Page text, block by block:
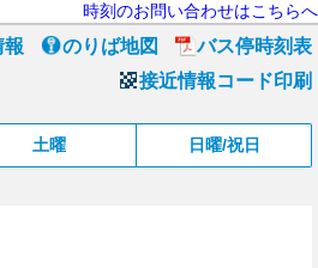
時刻のお問い合わせはこちらへ
報 のりば地図
バス停時刻表
接近情報コード印刷
土曜 日曜/祝日